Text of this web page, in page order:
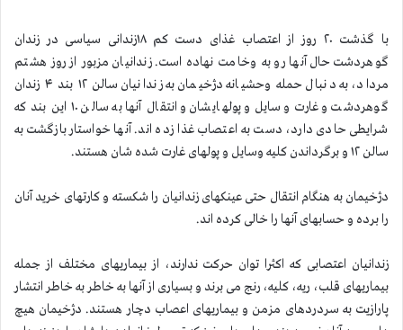
با گذشت ۲۰ روز از اعتصاب غذای دست کم ۱۸زندانی سیاسی در زندان
گوهردشت حال آنها رو به وخامت نهاده است. زندانیان مزبور از روز هشتم
مرداد، به دنبال حمله وحشیانه دژخیمان به زندانیان سالن ۱۲ بند ۴ زندان
گوهردشت و غارت وسایل و پولهایشان و انتقال آنها به سالن ۱۰ این بند که
شرایطی حادی دارد، دست به اعتصاب غذا زده اند. آنها خواستار بازگشت به
سالن ۱۲ و برگرداندن کلیه وسایل و پولهای غارت شده شان هستند.
دژخیمان به هنگام انتقال حتی عینکهای زندانیان را شکسته و کارتهای خرید آنان
را برده و حسابهای آنها را خالی کرده اند.
زندانیان اعتصابی كه اكثرا توان حرکت ندارند، از بیماریهای مختلف از جمله
بیماریهای قلب، ریه، کلیه، رنج می برند و بسیاری از آنها به خاطر به خاطر انتشار
پارازیت به سردردهای مزمن و بیماریهای ‌اعصاب دچار هستند. دژخیمان هیچ